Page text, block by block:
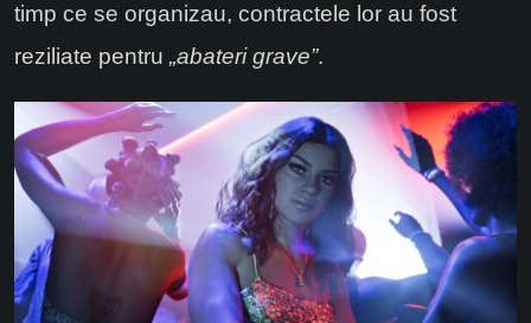
timp ce se organizau, contractele lor au fost
reziliate pentru „abateri grave”.